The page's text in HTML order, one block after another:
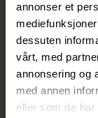
annonser et
dessuten
vårt, med
annonsering og
med annen
eller som de
Du